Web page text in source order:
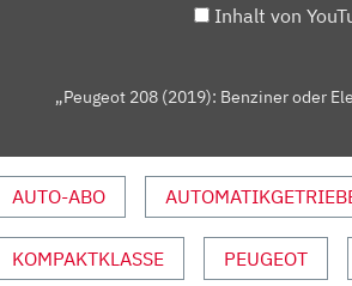
Inhalt von
„Peugeot 208 (2019): Benziner oder
AUTO-ABO
KOMPAKTKLASSE PEUGEOT